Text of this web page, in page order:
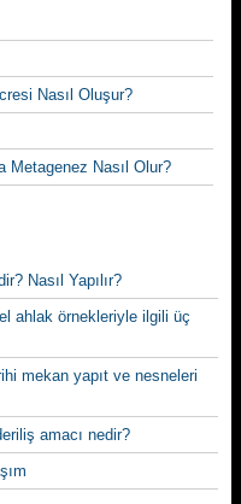
Nasıl Oluşur?
Metagenez Nasıl Olur?
Nasıl Yapılır?
ahlak örnekleriyle ilgili üç
mekan yapıt ve nesneleri
amacı nedir?